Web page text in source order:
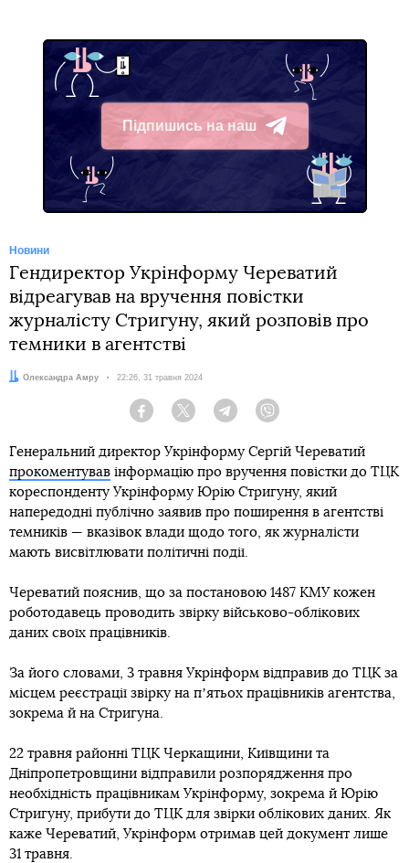
Підпишись на наш
Telegram
Новини
Гендиректор Укрінформу Череватий
відреагував на вручення повістки
журналісту Стригуну, який розповів про
темники в агентстві
Автор:
Олександра Амру Дата:
22:26, 31 травня 2024
Facebook Twitter Telegram
Генеральний директор Укрінформу Сергій Череватий
прокоментував інформацію про вручення повістки до ТЦК
кореспонденту Укрінформу Юрію Стригуну, який
напередодні публічно заявив про поширення в агентстві
темників — вказівок влади щодо того, як журналісти
мають висвітлювати політичні події.
Череватий пояснив, що за постановою 1487 КМУ кожен
роботодавець проводить звірку військово-облікових
даних своїх працівників.
За його словами, 3 травня Укрінформ відправив до ТЦК за
місцем реєстрації звірку на пʼятьох працівників агентства,
зокрема й на Стригуна.
22 травня районні ТЦК Черкащини, Київщини та
Дніпропетровщини відправили розпорядження про
необхідність працівникам Укрінформу, зокрема й Юрію
Стригуну, прибути до ТЦК для звірки облікових даних. Як
каже Череватий, Укрінформ отримав цей документ лише
31 травня.